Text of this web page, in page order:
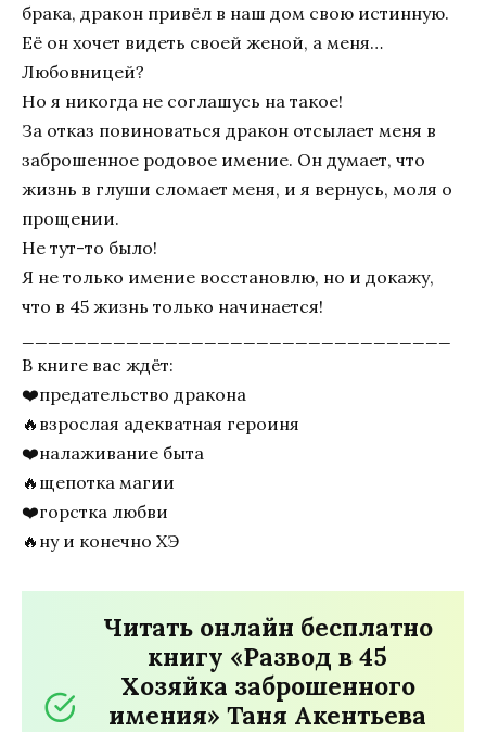
брака, дракон привёл в наш дом свою истинную.
Её он хочет видеть своей женой, а меня…
Любовницей?
Но я никогда не соглашусь на такое!
За отказ повиноваться дракон отсылает меня в
заброшенное родовое имение. Он думает, что
жизнь в глуши сломает меня, и я вернусь, моля о
прощении.
Не тут-то было!
Я не только имение восстановлю, но и докажу,
что в 45 жизнь только начинается!
В книге вас ждёт:
‍❤️‍предательство дракона
🔥взрослая адекватная героиня
‍❤️‍налаживание быта
🔥щепотка магии
‍❤️‍горстка любви
🔥ну и конечно ХЭ
Читать онлайн бесплатно
книгу «Развод в 45
Хозяйка заброшенного
имения» Таня Акентьева